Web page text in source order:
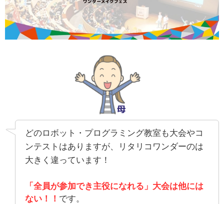
どのロボット・プログラミング教室も大会やコ
ンテストはありますが、リタリコワンダーのは
大きく違っています！
「全員が参加でき主役になれる」大会は他には
ない！！ です。